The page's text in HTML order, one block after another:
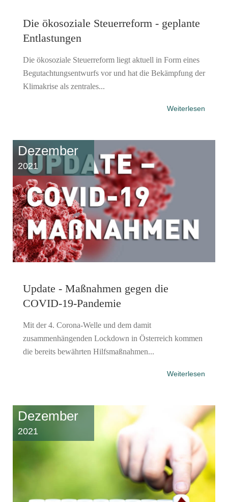
Die ökosoziale Steuerreform - geplante
Entlastungen
Die ökosoziale Steuerreform liegt aktuell in Form eines
Begutachtungsentwurfs vor und hat die Bekämpfung der
Klimakrise als zentrales...
Weiterlesen
Dezember
2021
Update - Maßnahmen gegen die
COVID-19-Pandemie
Mit der 4. Corona-Welle und dem damit
zusammenhängenden Lockdown in Österreich kommen
die bereits bewährten Hilfsmaßnahmen...
Weiterlesen
Dezember
2021